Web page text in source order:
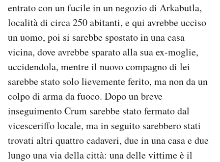
entrato con un fucile in un negozio di Arkabutla,
località di circa 250 abitanti, e qui avrebbe ucciso
un uomo, poi si sarebbe spostato in una casa
vicina, dove avrebbe sparato alla sua ex-moglie,
uccidendola, mentre il nuovo compagno di lei
sarebbe stato solo lievemente ferito, ma non da un
colpo di arma da fuoco. Dopo un breve
inseguimento Crum sarebbe stato fermato dal
vicesceriffo locale, ma in seguito sarebbero stati
trovati altri quattro cadaveri, due in una casa e due
lungo una via della città: una delle vittime è il